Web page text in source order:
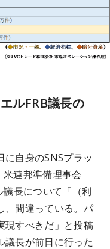
ルFRB議長の
に自身のSNSプラッ
連邦準備理事会
議長について「（利
、間違っている。パ
現すべきだ」と投稿
議長が前日に行った